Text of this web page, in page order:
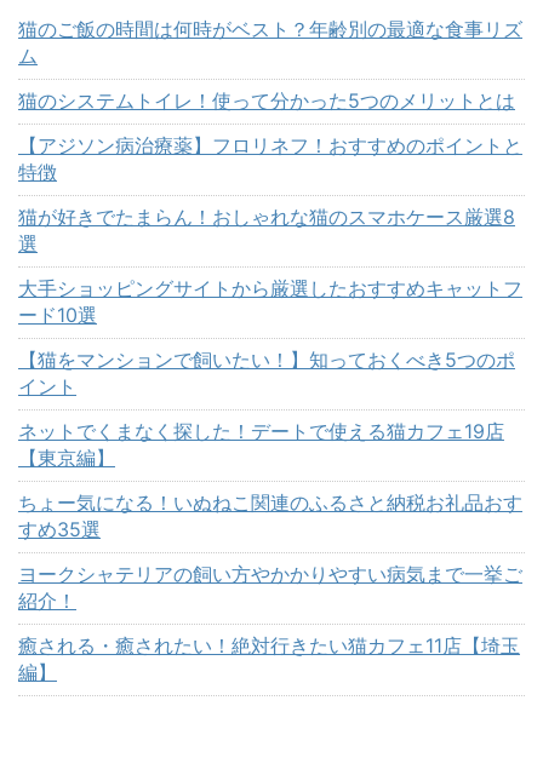
猫のご飯の時間は何時がベスト？年齢別の最適な食事リズ
ム
猫のシステムトイレ！使って分かった5つのメリットとは
【アジソン病治療薬】フロリネフ！おすすめのポイントと
特徴
猫が好きでたまらん！おしゃれな猫のスマホケース厳選8
選
大手ショッピングサイトから厳選したおすすめキャットフ
ード10選
【猫をマンションで飼いたい！】知っておくべき5つのポ
イント
ネットでくまなく探した！デートで使える猫カフェ19店
【東京編】
ちょー気になる！いぬねこ関連のふるさと納税お礼品おす
すめ35選
ヨークシャテリアの飼い方やかかりやすい病気まで一挙ご
紹介！
癒される・癒されたい！絶対行きたい猫カフェ11店【埼玉
編】